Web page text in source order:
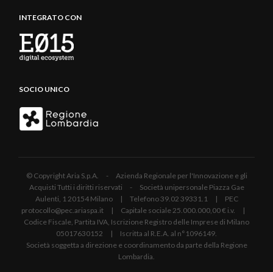
INTEGRATO CON
SOCIO UNICO
© Copyright Aria S.p.A. - Azienda Regionale per l'Innovazione e gli
Acquisti Tutti i diritti riservati - Società unipersonale Piazza Gae
Aulenti, 1 20154 Milano | Telefono 39.02 39331.1 | PEC
protocollo@pec.ariaspa.it | Capitale sociale 25.000.000,00 € i.v. |
Codice Fiscale, Partita IVA, Iscrizione Registro delle Imprese di Milano
05017630152 | Iscritta al R.E.A. al n°1096149.
Società soggetta a direzione e coordinamento da parte della Regione
Lombardia.